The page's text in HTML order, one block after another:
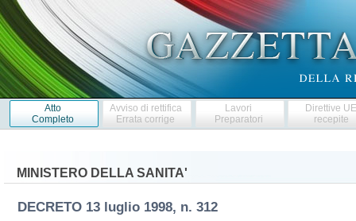
Atto
Completo
Avviso di rettifica
Errata corrige
Lavori
Preparatori
Direttive
recepite
MINISTERO DELLA SANITA'
DECRETO 13 luglio 1998, n. 312